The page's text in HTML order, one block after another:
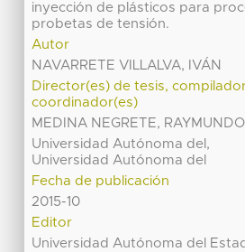
inyección de plásticos para
probetas de tensión.
Autor
NAVARRETE VILLALVA, IVÁN
Director(es) de tesis,
coordinador(es)
MEDINA NEGRETE, RAYMUNDO
Universidad Autónoma del,
Universidad Autónoma del
Fecha de publicación
2015-10
Editor
Universidad Autónoma del